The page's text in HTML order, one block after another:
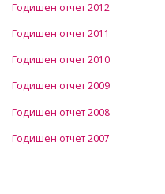
Годишен отчет 2012
Годишен отчет 2011
Годишен отчет 2010
Годишен отчет 2009
Годишен отчет 2008
Годишен отчет 2007